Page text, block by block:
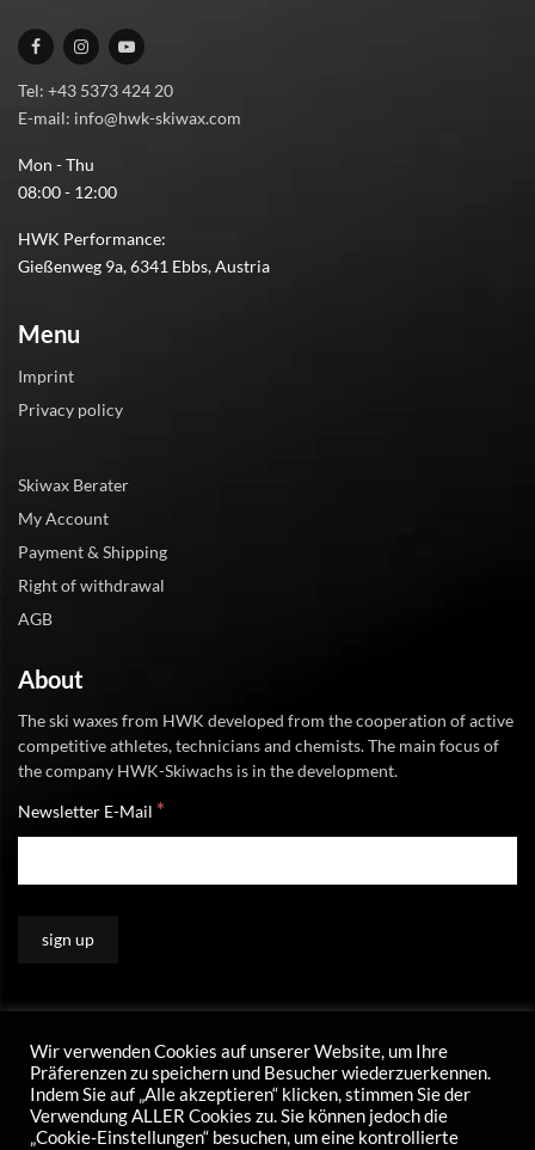
Tel: +43 5373 424 20
E-mail: info@hwk-skiwax.com
Mon - Thu
08:00 - 12:00
HWK Performance:
Gießenweg 9a, 6341 Ebbs, Austria
Menu
Imprint
Privacy policy
Skiwax Berater
My Account
Payment & Shipping
Right of withdrawal
AGB
About
The ski waxes from HWK developed from the cooperation of active
competitive athletes, technicians and chemists. The main focus of
the company HWK-Skiwachs is in the development.
Newsletter E-Mail *
Wir verwenden Cookies auf unserer Website, um Ihre
Präferenzen zu speichern und Besucher wiederzuerkennen.
Indem Sie auf „Alle akzeptieren“ klicken, stimmen Sie der
Verwendung ALLER Cookies zu. Sie können jedoch die
„Cookie-Einstellungen“ besuchen, um eine kontrollierte